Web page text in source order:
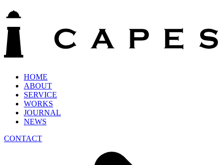
HOME
ABOUT
SERVICE
WORKS
JOURNAL
NEWS
CONTACT